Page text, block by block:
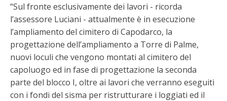
“Sul fronte esclusivamente dei lavori - ricorda
l’assessore Luciani - attualmente è in esecuzione
l’ampliamento del cimitero di Capodarco, la
progettazione dell’ampliamento a Torre di Palme,
nuovi loculi che vengono montati al cimitero del
capoluogo ed in fase di progettazione la seconda
parte del blocco I, oltre ai lavori che verranno eseguiti
con i fondi del sisma per ristrutturare i loggiati ed il